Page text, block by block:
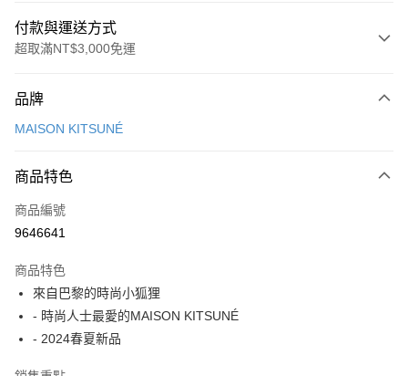
付款與運送方式
超取滿NT$3,000免運
信用卡一次付款
ATM付款
每筆NT$100，滿NT$3,000(含以上)免運費
付款後萊爾富取貨
每筆NT$100
付款後7-11取貨
品牌
MAISON KITSUNÉ
商品特色
商品編號
9646641
商品特色
來自巴黎的時尚小狐狸
- 時尚人士最愛的MAISON KITSUNÉ
- 2024春夏新品